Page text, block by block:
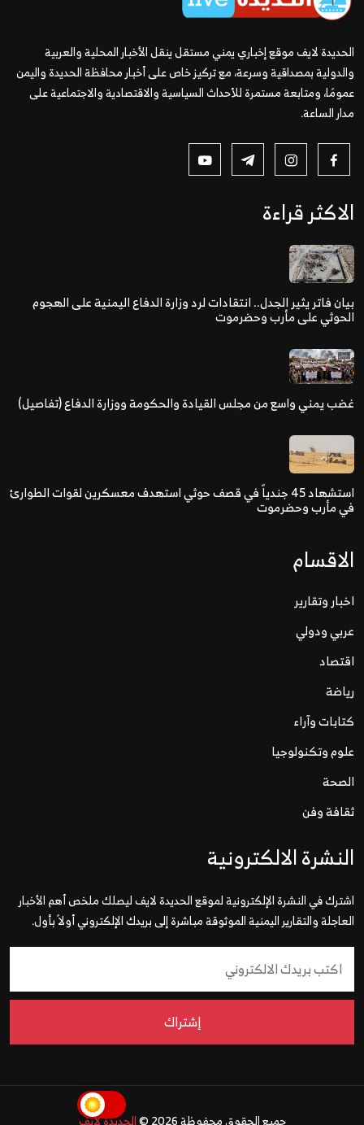
الحديدة لايف موقع إخباري يمني مستقل ينقل الأخبار المحلية والعربية
والدولية بمصداقية وسرعة، مع تركيز خاص على أخبار محافظة الحديدة واليمن
عمومًا، ومتابعة مستمرة للأحداث السياسية والاقتصادية والاجتماعية على
مدار الساعة.
الاكثر قراءة
بيان فاتر يثير الجدل.. انتقادات لرد وزارة الدفاع اليمنية على الهجوم
الحوثي على مأرب وحضرموت
غضب يمني واسع من مجلس القيادة والحكومة ووزارة الدفاع (تفاصيل)
استشهاد 45 جندياً في قصف حوثي استهدف معسكرين لقوات الطوارئ
في مأرب وحضرموت
الاقسام
اخبار وتقارير
عربي ودولي
اقتصاد
رياضة
كتابات وآراء
علوم وتكنولوجيا
الصحة
ثقافة وفن
النشرة الالكترونية
اشترك في النشرة الإلكترونية لموقع الحديدة لايف ليصلك ملخص أهم الأخبار
العاجلة والتقارير اليمنية الموثوقة مباشرة إلى بريدك الإلكتروني أولاً بأول.
إشتراك
جميع الحقوق محفوظة 2026 © الحديدة لايف